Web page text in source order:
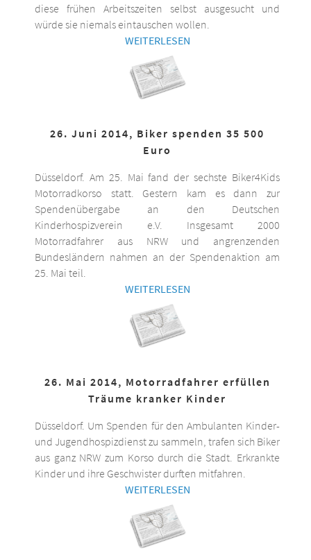
diese frühen Arbeitszeiten selbst ausgesucht und
würde sie niemals eintauschen wollen.
WEITERLESEN
26. Juni 2014, Biker spenden 35 500
Euro
Düsseldorf. Am 25. Mai fand der sechste Biker4Kids
Motorradkorso statt. Gestern kam es dann zur
Spendenübergabe an den Deutschen
Kinderhospizverein e.V. Insgesamt 2000
Motorradfahrer aus NRW und angrenzenden
Bundesländern nahmen an der Spendenaktion am
25. Mai teil.
WEITERLESEN
26. Mai 2014, Motorradfahrer erfüllen
Träume kranker Kinder
Düsseldorf. Um Spenden für den Ambulanten Kinder-
und Jugendhospizdienst zu sammeln, trafen sich Biker
aus ganz NRW zum Korso durch die Stadt. Erkrankte
Kinder und ihre Geschwister durften mitfahren.
WEITERLESEN